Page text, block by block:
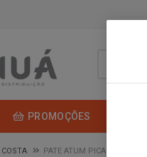
PROMOÇÕES
PATE ATUM PICAN 150G GDC